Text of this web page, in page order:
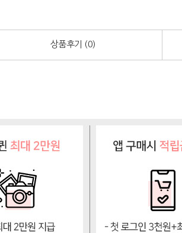
상품후기 (0)